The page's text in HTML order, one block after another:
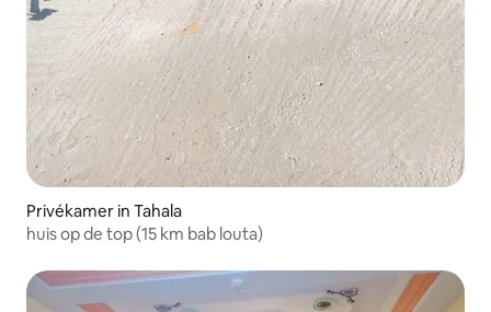
Privékamer in Tahala
huis op de top (15 km bab louta)